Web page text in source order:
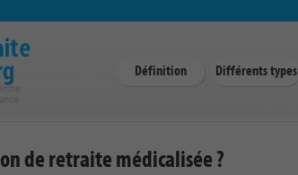
Définition Différents types
de retraite médicalisée ?